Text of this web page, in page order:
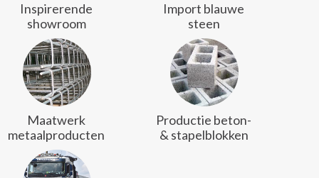
Inspirerende
showroom
Import blauwe
steen
Maatwerk
metaalproducten
Productie beton-
& stapelblokken